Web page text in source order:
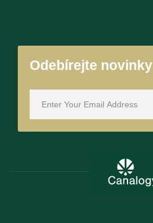
Odebírejte novinky